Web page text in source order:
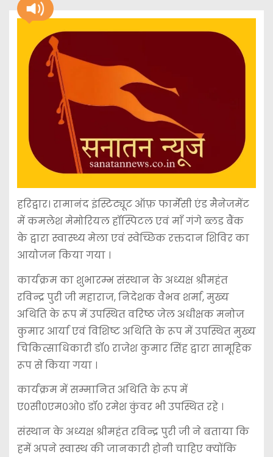
हरिद्वार। रामानंद इंस्टिट्यूट ऑफ़ फार्मेसी एंड मैनेजमेंट
में कमलेश मेमोरियल हॉस्पिटल एवं माँ गंगे ब्लड बैंक
के द्वारा स्वास्थ्य मेला एवं स्वेच्छिक रक्तदान शिविर का
आयोजन किया गया ।
कार्यक्रम का शुभारम्भ संस्थान के अध्यक्ष श्रीमहंत
रविन्द्र पुरी जी महाराज, निदेशक वैभव शर्मा, मुख्य
अथिति के रूप में उपस्थित वरिष्ठ जेल अधीक्षक मनोज
कुमार आर्या एवं विशिष्ट अथिति के रूप में उपस्थित मुख्य
चिकित्साधिकारी डॉ० राजेश कुमार सिंह द्वारा सामूहिक
रूप से किया गया ।
कार्यक्रम में सम्मानित अथिति के रूप में
ए०सी०एम०ओ० डॉ० रमेश कुंवर भी उपस्थित रहे ।
संस्थान के अध्यक्ष श्रीमहंत रविन्द्र पुरी जी ने बताया कि
हमें अपने स्वास्थ की जानकारी होनी चाहिए क्योंकि